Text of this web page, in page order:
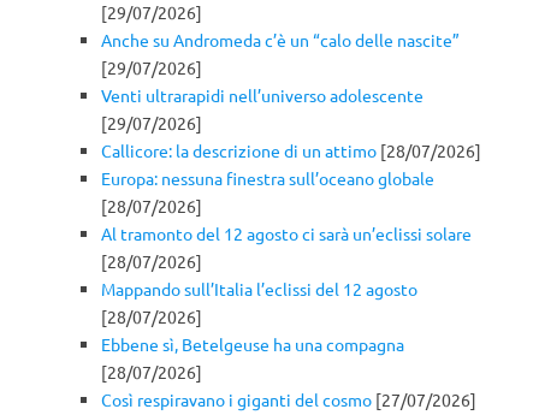
[29/07/2026]
Anche su Andromeda c’è un “calo delle nascite”
[29/07/2026]
Venti ultrarapidi nell’universo adolescente
[29/07/2026]
Callicore: la descrizione di un attimo [28/07/2026]
Europa: nessuna finestra sull’oceano globale
[28/07/2026]
Al tramonto del 12 agosto ci sarà un’eclissi solare
[28/07/2026]
Mappando sull’Italia l’eclissi del 12 agosto
[28/07/2026]
Ebbene sì, Betelgeuse ha una compagna
[28/07/2026]
Così respiravano i giganti del cosmo [27/07/2026]